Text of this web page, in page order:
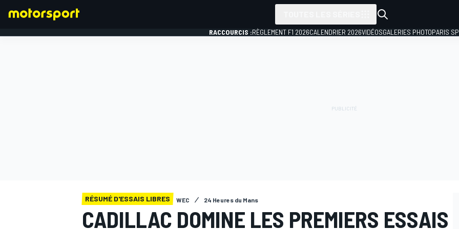
RACCOURCIS :RÈGLEMENT F1 2026CALENDRIER 2026VIDÉOSGALERIES PHOTOPARIS
RÉSUMÉ D'ESSAIS LIBRES WEC 24 Heures du Mans
CADILLAC DOMINE LES PREMIERS ESSAIS